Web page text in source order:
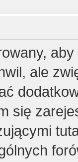
ale
się